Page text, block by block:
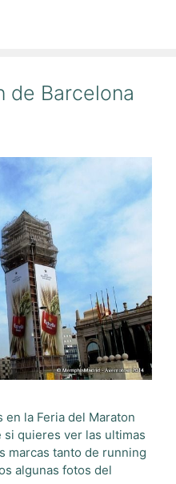
de Barcelona
en la Feria del Maraton
quieres ver las ultimas
marcas tanto de running
algunas fotos del